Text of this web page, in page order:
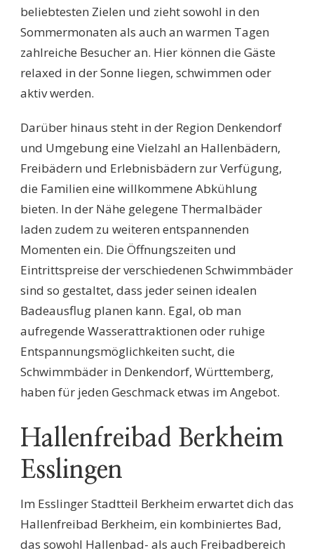
beliebtesten Zielen und zieht sowohl in den
Sommermonaten als auch an warmen Tagen
zahlreiche Besucher an. Hier können die Gäste
relaxed in der Sonne liegen, schwimmen oder
aktiv werden.
Darüber hinaus steht in der Region Denkendorf
und Umgebung eine Vielzahl an Hallenbädern,
Freibädern und Erlebnisbädern zur Verfügung,
die Familien eine willkommene Abkühlung
bieten. In der Nähe gelegene Thermalbäder
laden zudem zu weiteren entspannenden
Momenten ein. Die Öffnungszeiten und
Eintrittspreise der verschiedenen Schwimmbäder
sind so gestaltet, dass jeder seinen idealen
Badeausflug planen kann. Egal, ob man
aufregende Wasserattraktionen oder ruhige
Entspannungsmöglichkeiten sucht, die
Schwimmbäder in Denkendorf, Württemberg,
haben für jeden Geschmack etwas im Angebot.
Hallenfreibad Berkheim
Esslingen
Im Esslinger Stadtteil Berkheim erwartet dich das
Hallenfreibad Berkheim, ein kombiniertes Bad,
das sowohl Hallenbad- als auch Freibadbereich